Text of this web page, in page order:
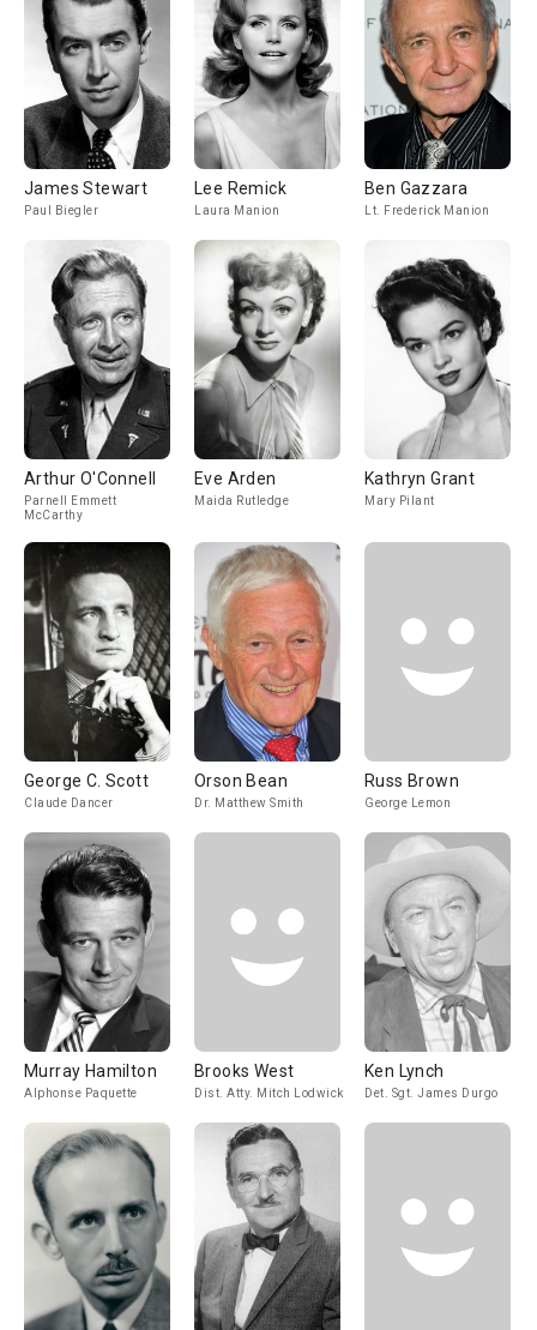
James Stewart
Paul Biegler
Lee Remick
Laura Manion
Ben Gazzara
Lt. Frederick Manion
Arthur O'Connell
Parnell Emmett
McCarthy
Eve Arden
Maida Rutledge
Kathryn Grant
Mary Pilant
George C. Scott
Claude Dancer
Orson Bean
Dr. Matthew Smith
Russ Brown
George Lemon
Murray Hamilton
Alphonse Paquette
Brooks West
Dist. Atty. Mitch Lodwick
Ken Lynch
Det. Sgt. James Durgo